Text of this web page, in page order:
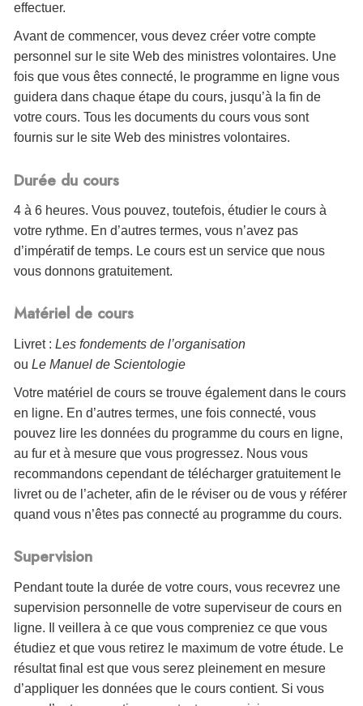
effectuer.
Avant de commencer, vous devez créer votre compte
personnel sur le site Web des ministres volontaires. Une
fois que vous êtes connecté, le programme en ligne vous
guidera dans chaque étape du cours, jusqu’à la fin de
votre cours. Tous les documents du cours vous sont
fournis sur le site Web des ministres volontaires.
Durée du cours
4 à 6 heures. Vous pouvez, toutefois, étudier le cours à
votre rythme. En d’autres termes, vous n’avez pas
d’impératif de temps. Le cours est un service que nous
vous donnons gratuitement.
Matériel de cours
Livret : Les fondements de l’organisation
ou Le Manuel de Scientologie
Votre matériel de cours se trouve également dans le cours
en ligne. En d’autres termes, une fois connecté, vous
pouvez lire les données du programme du cours en ligne,
au fur et à mesure que vous progressez. Nous vous
recommandons cependant de télécharger gratuitement le
livret ou de l’acheter, afin de le réviser ou de vous y référer
quand vous n’êtes pas connecté au programme du cours.
Supervision
Pendant toute la durée de votre cours, vous recevrez une
supervision personnelle de votre superviseur de cours en
ligne. Il veillera à ce que vous compreniez ce que vous
étudiez et que vous retirez le maximum de votre étude. Le
résultat final est que vous serez pleinement en mesure
d’appliquer les données que le cours contient. Si vous